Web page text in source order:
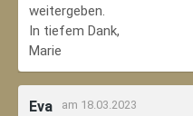
weitergeben.
In tiefem Dank,
Marie
Eva am 18.03.2023